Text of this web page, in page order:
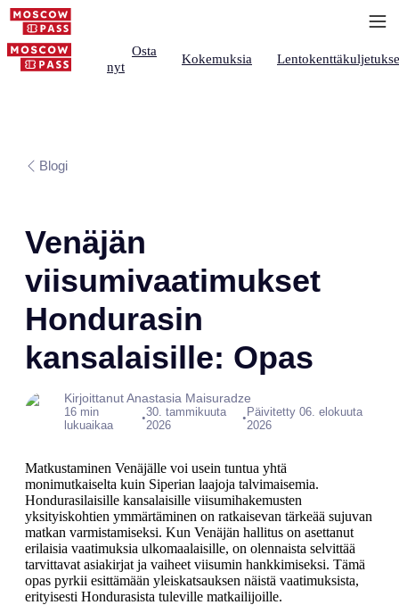
Osta
nyt
Kokemuksia
Blogi
Venäjän
viisumivaatimukset
Hondurasin
kansalaisille: Opas
Kirjoittanut Anastasia Maisuradze
16 min
lukuaikaa
•30. tammikuuta
2026
• Päivitetty 06. elokuuta
2026
Matkustaminen Venäjälle voi usein tuntua yhtä
monimutkaiselta kuin Siperian laajoja talvimaisemia.
Hondurasilaisille kansalaisille viisumihakemusten
yksityiskohtien ymmärtäminen on ratkaisevan tärkeää sujuvan
matkan varmistamiseksi. Kun Venäjän hallitus on asettanut
erilaisia vaatimuksia ulkomaalaisille, on olennaista selvittää
tarvittavat asiakirjat ja vaiheet viisumin hankkimiseksi. Tämä
opas pyrkii esittämään yleiskatsauksen näistä vaatimuksista,
erityisesti Hondurasista tuleville matkailijoille.